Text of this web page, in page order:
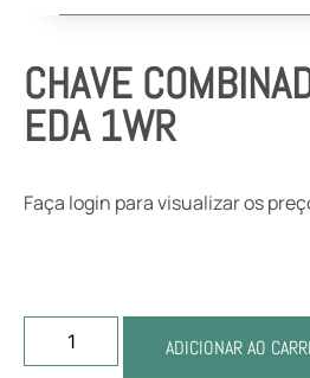
CHAVE
EDA 1WR
Faça login para visualizar os
ADICIONAR AO